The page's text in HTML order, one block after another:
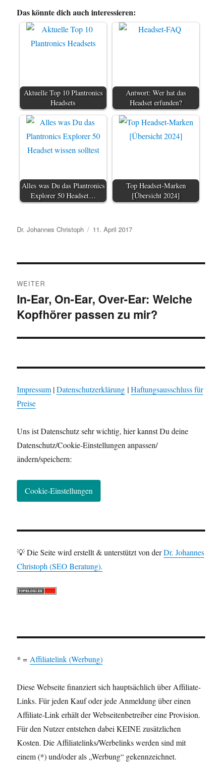
Das könnte dich auch interessieren:
Aktuelle Top 10 Plantronics
Headsets
Antwort: Wer hat das
Headset erfunden?
Alles was Du das Plantronics
Explorer 50 Headset…
Top Headset-Marken
[Übersicht 2024]
Autor
Dr. Johannes Christoph
Veröffentlicht
11. April 2017
WEITER
Nächster
Beitrag:
In-Ear, On-Ear, Over-Ear: Welche
Kopfhörer passen zu mir?
Impressum|Datenschutzerklärung |Haftungsausschluss für
Preise
Uns ist Datenschutz sehr wichtig, hier kannst Du deine
Datenschutz/Cookie-Einstellungen anpassen/
ändern/speichern:
Cookie-Einstellungen
💡 Die Seite wird erstellt & unterstützt von derDr. Johannes
Christoph (SEO Beratung).
* =Affiliatelink (Werbung)
Diese Webseite finanziert sich hauptsächlich über Affiliate-
Links. Für jeden Kauf oder jede Anmeldung über einen
Affiliate-Link erhält der Webseitenbetreiber eine Provision.
Für den Nutzer entstehen dabei KEINE zusätzlichen
Kosten. Die Affiliatelinks/Werbelinks werden sind mit
einem (*) und/oder als „Werbung“ gekennzeichnet.